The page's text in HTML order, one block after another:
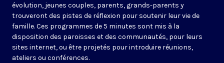
évolution, jeunes couples, parents, grands-parents y
trouveront des pistes de réflexion pour soutenir leur vie de
famille. Ces programmes de 5 minutes sont mis à la
disposition des paroisses et des communautés, pour leurs
sites internet, ou être projetés pour introduire réunions,
ateliers ou conférences.